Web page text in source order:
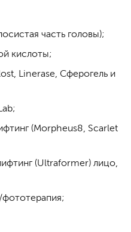
часть головы);
кислоты;
Linerase, Сферогель и
(Morpheus8, Scarlet
(Ultraformer) лицо,